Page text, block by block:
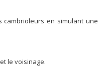
en simulant une
le voisinage.